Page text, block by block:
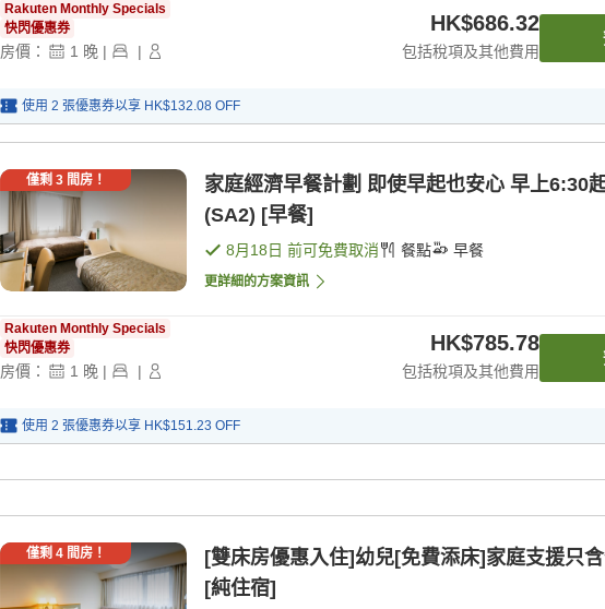
Rakuten Monthly Specials
快閃優惠券
房價： 1 晚 | |
HK$686.32
包括稅項及其他費用
使用 2 張優惠券以享 HK$132.08 OFF
僅剩 3間房！
家庭經濟早餐計劃 即使早起也安心 早上6:30
(SA2) [早餐]
8月18日 前可免費取消 餐點 早餐
更詳細的方案資訊
Rakuten Monthly Specials
快閃優惠券
房價： 1 晚 | |
HK$785.78
包括稅項及其他費用
使用 2 張優惠券以享 HK$151.23 OFF
僅剩 4間房！
[雙床房優惠入住]幼兒[免費添床]家庭支援只含住
[純住宿]